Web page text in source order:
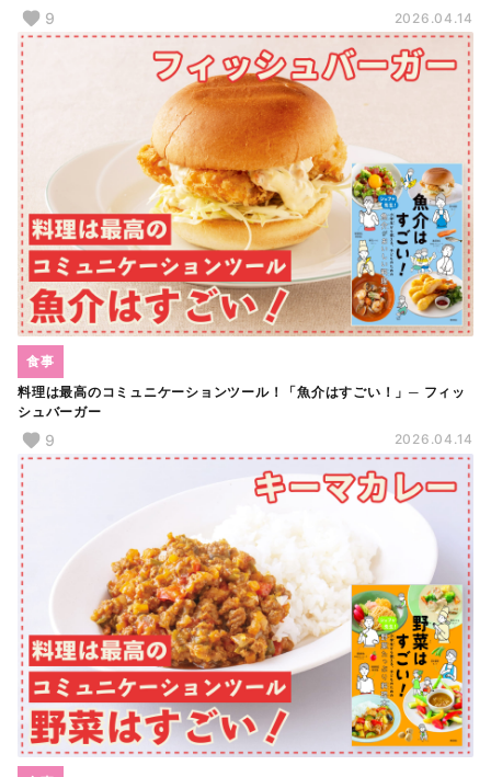
9 2026.04.14
料理は最高のコミュニケーションツール！「魚介はすごい！」─ フィッ
シュバーガー
食事
9 2026.04.14